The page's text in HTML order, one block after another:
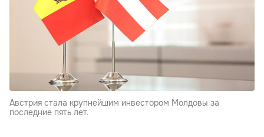
Австрия стала крупнейшим инвестором Молдовы за
последние пять лет.